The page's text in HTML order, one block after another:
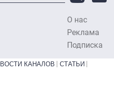
О нас
Реклама
Подписка
КАНАЛОВ
СТАТЬИ